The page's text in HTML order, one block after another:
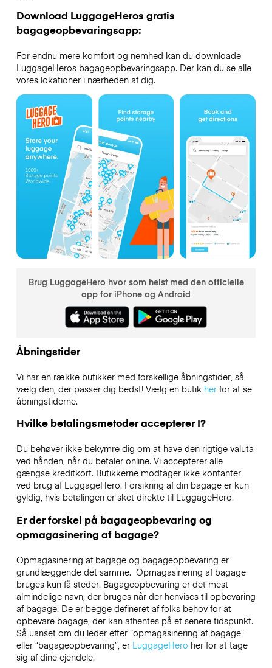
Download LuggageHeros gratis
bagageopbevaringsapp:
For endnu mere komfort og nemhed kan du downloade
LuggageHeros bagageopbevaringsapp. Der kan du se alle
vores lokationer i nærheden af dig.
Brug LuggageHero hvor som helst med den officielle
app for iPhone og Android
Åbningstider
Vi har en række butikker med forskellige åbningstider, så
vælg den, der passer dig bedst! Vælg en butik herfor at se
åbningstiderne.
Hvilke betalingsmetoder accepterer I?
Du behøver ikke bekymre dig om at have den rigtige valuta
ved hånden, når du betaler online. Vi accepterer alle
gængse kreditkort. Butikkerne modtager ikke kontanter
ved brug af LuggageHero. Forsikring af din bagage er kun
gyldig, hvis betalingen er sket direkte til LuggageHero.
Er der forskel på bagageopbevaring og
opmagasinering af bagage?
Opmagasinering af bagage og bagageopbevaring er
grundlæggende det samme. Opmagasinering af bagage
bruges kun få steder. Bagageopbevaring er det mest
almindelige navn, der bruges når der henvises til opbevaring
af bagage. De er begge defineret af folks behov for at
opbevare bagage, der kan afhentes på et senere tidspunkt.
Så uanset om du leder efter “opmagasinering af bagage”
eller “bagageopbevaring”, erLuggageHero her for at tage
sig af dine ejendele.